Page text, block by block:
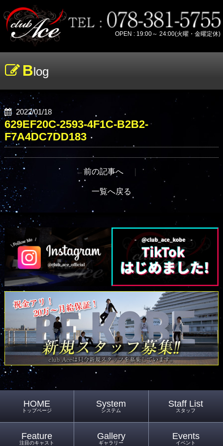
OPEN : 19:00～ 24:00(火曜・金曜定休)
Blog
2022/01/18
629EF20C-2593-4F1C-B2B2-
F7A4DC7DD183
←前の記事へ ｜
一覧へ戻る
HOME
トップページ
System
システム
Staff List
スタッフ
Feature
注目のキャスト
Gallery
ギャラリー
Events
イベント